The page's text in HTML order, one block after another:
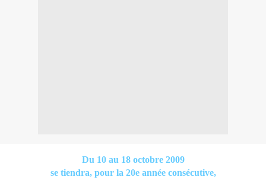
Du 10 au 18 octobre 2009
se tiendra, pour la 20e année consécutive,